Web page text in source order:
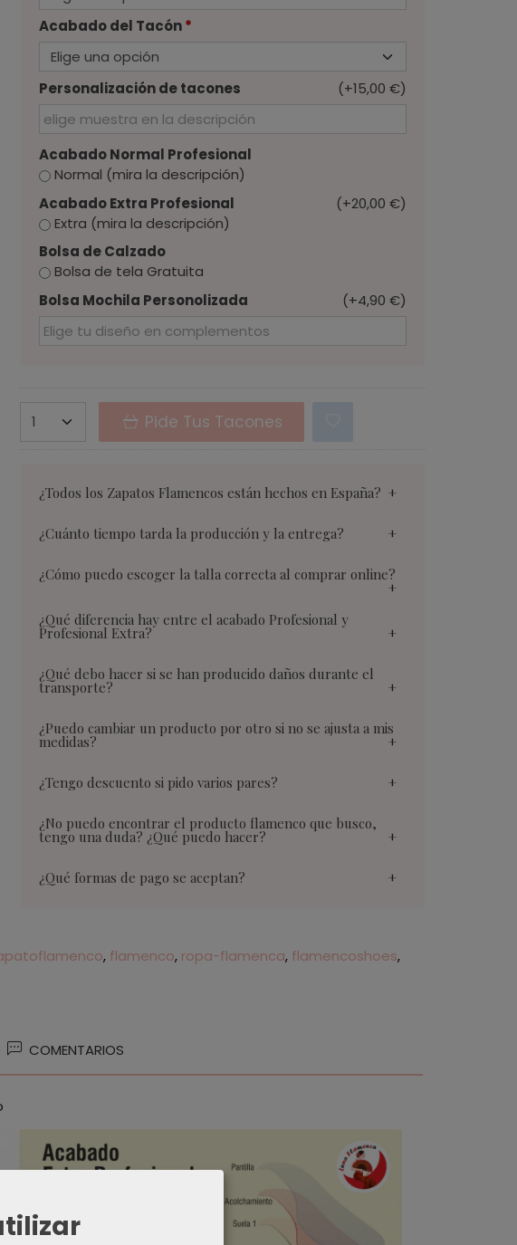
Acabado del Tacón*
Personalización de tacones (+15,00 €)
Acabado Normal Profesional
Normal (mira la descripción)
Acabado Extra Profesional
(+20,00 €)
Extra (mira la descripción)
Bolsa de Calzado
Bolsa de tela Gratuita
Bolsa Mochila Personolizada
(+4,90 €)
Pide Tus Tacones
¿Todos los Zapatos Flamencos están hechos en España?
¿Cuánto tiempo tarda la producción y la entrega?
¿Cómo puedo escoger la talla correcta al comprar online?
¿Qué diferencia hay entre el acabado Profesional y
Profesional Extra?
¿Qué debo hacer si se han producido daños durante el
transporte?
¿Puedo cambiar un producto por otro si no se ajusta a mis
medidas?
¿Tengo descuento si pido varios pares?
¿No puedo encontrar el producto flamenco que busco,
tengo una duda? ¿Qué puedo hacer?
¿Qué formas de pago se aceptan?
flamenco ropa-flamenca flamencoshoes
COMENTARIOS